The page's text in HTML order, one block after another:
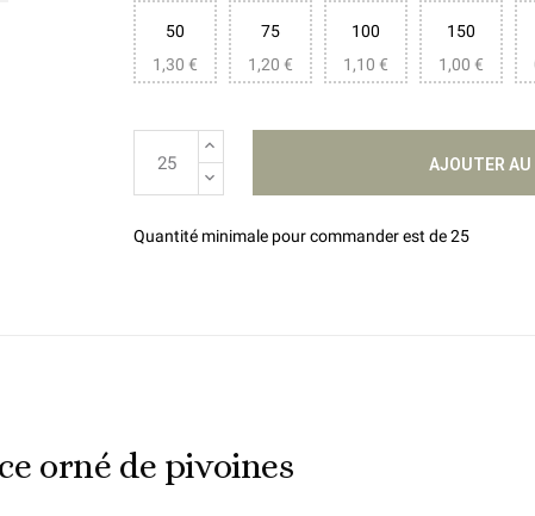
50
1,30 €
75
1,20 €
100
1,10 €
150
1,00 €
AJOUTER AU
Quantité minimale pour commander est de 25
orné de pivoines